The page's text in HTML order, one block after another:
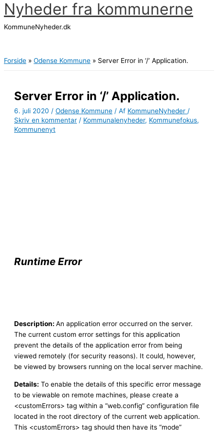
Gå
til
indholdet
Nyheder fra kommunerne
KommuneNyheder.dk
Forside
Odense Kommune Server Error in ‘/’ Application.
Server Error in ‘/’ Application.
6. juli 2020 /Odense Kommune / Af KommuneNyheder /
Skriv en kommentar / Kommunalenyheder, Kommunefokus,
Kommunenyt
Runtime Error
Description:An application error occurred on the server.
The current custom error settings for this application
prevent the details of the application error from being
viewed remotely (for security reasons). It could, however,
be viewed by browsers running on the local server machine.
Details: To enable the details of this specific error message
to be viewable on remote machines, please create a
<customErrors> tag within a “web.config” configuration file
located in the root directory of the current web application.
This <customErrors> tag should then have its “mode”